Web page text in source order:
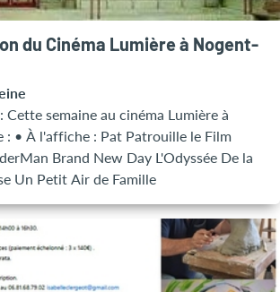
du Cinéma Lumière à Nogent-
Brand New Day L'Odyssée De la
Un Petit Air de Famille